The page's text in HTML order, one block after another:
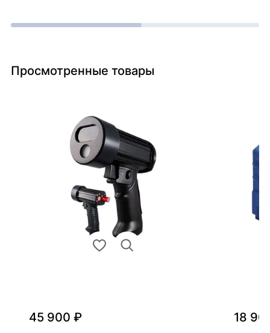
Просмотренные товары
45 900 ₽ 18